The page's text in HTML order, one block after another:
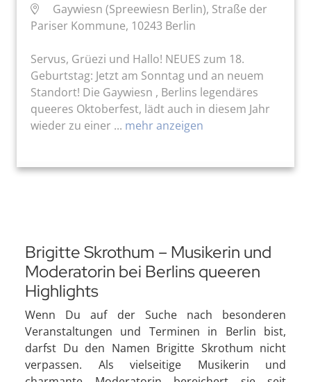
Gaywiesn (Spreewiesn Berlin), Straße der
Pariser Kommune, 10243 Berlin
Servus, Grüezi und Hallo! NEUES zum 18.
Geburtstag: Jetzt am Sonntag und an neuem
Standort! Die Gaywiesn , Berlins legendäres
queeres Oktoberfest, lädt auch in diesem Jahr
wieder zu einer ... mehr anzeigen
Brigitte Skrothum – Musikerin und
Moderatorin bei Berlins queeren
Highlights
Wenn Du auf der Suche nach besonderen
Veranstaltungen und Terminen in Berlin bist,
darfst Du den Namen Brigitte Skrothum nicht
verpassen. Als vielseitige Musikerin und